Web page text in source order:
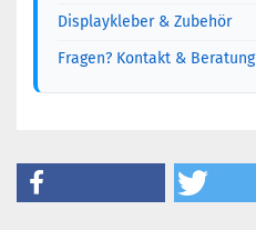
Displaykleber & Zubehör
Fragen? Kontakt & Beratung